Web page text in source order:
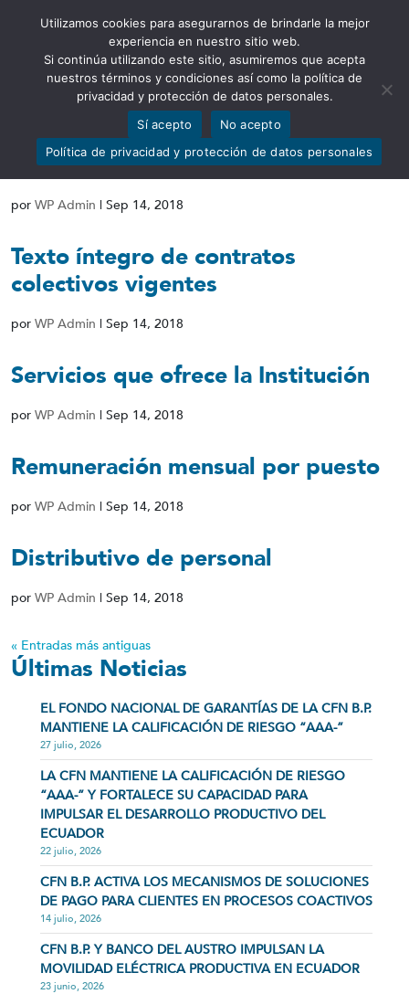
Abrir barra de herramientas
Viáticos, informes de trabajo y
justificativos
por WP Admin | Sep 14, 2018
Texto íntegro de contratos
colectivos vigentes
por WP Admin | Sep 14, 2018
Servicios que ofrece la Institución
por WP Admin | Sep 14, 2018
Remuneración mensual por puesto
por WP Admin | Sep 14, 2018
Distributivo de personal
por WP Admin | Sep 14, 2018
« Entradas más antiguas
Últimas Noticias
EL FONDO NACIONAL DE GARANTÍAS DE LA CFN B.P.
MANTIENE LA CALIFICACIÓN DE RIESGO “AAA-”
27 julio, 2026
LA CFN MANTIENE LA CALIFICACIÓN DE RIESGO
“AAA-” Y FORTALECE SU CAPACIDAD PARA
IMPULSAR EL DESARROLLO PRODUCTIVO DEL
ECUADOR
22 julio, 2026
CFN B.P. ACTIVA LOS MECANISMOS DE SOLUCIONES
DE PAGO PARA CLIENTES EN PROCESOS COACTIVOS
14 julio, 2026
CFN B.P. Y BANCO DEL AUSTRO IMPULSAN LA
MOVILIDAD ELÉCTRICA PRODUCTIVA EN ECUADOR
23 junio, 2026
Utilizamos cookies para asegurarnos de brindarle la mejor
experiencia en nuestro sitio web.
Si continúa utilizando este sitio, asumiremos que acepta
nuestros términos y condiciones así como la política de
privacidad y protección de datos personales.
Sí acepto
No acepto
Política de privacidad y protección de datos personales